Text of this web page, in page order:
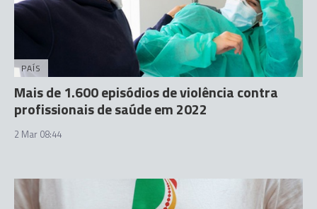
PAÍS
Mais de 1.600 episódios de violência contra
profissionais de saúde em 2022
2 Mar 08:44